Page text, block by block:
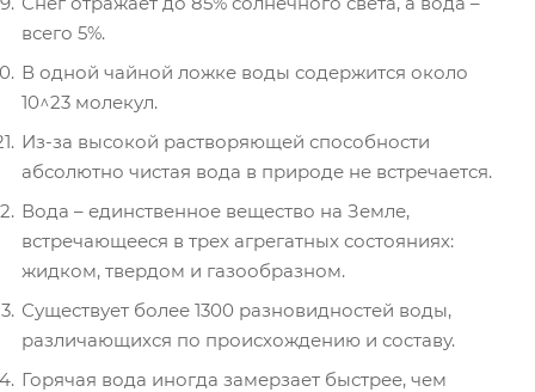
всего 5%.
В одной чайной ложке воды содержится около
10^23 молекул.
Из-за высокой растворяющей способности
абсолютно чистая вода в природе не встречается.
Вода – единственное вещество на Земле,
встречающееся в трех агрегатных состояниях:
жидком, твердом и газообразном.
Существует более 1300 разновидностей воды,
различающихся по происхождению и составу.
Горячая вода иногда замерзает быстрее, чем